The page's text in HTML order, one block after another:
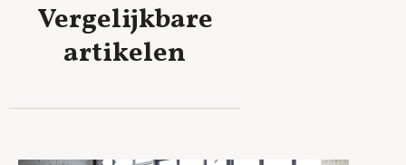
Vergelijkbare
artikelen